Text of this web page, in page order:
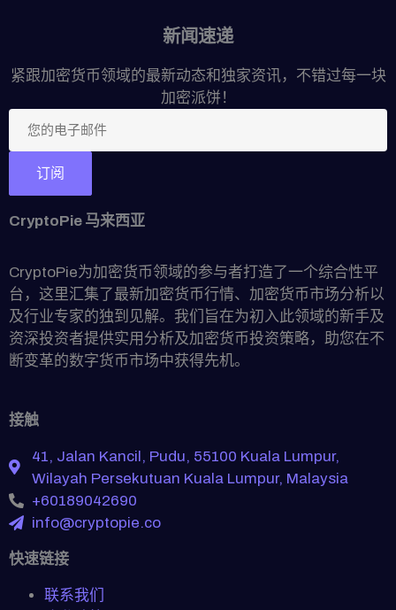
新闻速递
紧跟加密货币领域的最新动态和独家资讯，不错过每一块
加密派饼！
CryptoPie 马来西亚
CryptoPie为加密货币领域的参与者打造了一个综合性平
台，这里汇集了最新加密货币行情、加密货币市场分析以
及行业专家的独到见解。我们旨在为初入此领域的新手及
资深投资者提供实用分析及加密货币投资策略，助您在不
断变革的数字货币市场中获得先机。
接触
41, Jalan Kancil, Pudu, 55100 Kuala Lumpur,
Wilayah Persekutuan Kuala Lumpur, Malaysia
+60189042690
info@cryptopie.co
快速链接
联系我们